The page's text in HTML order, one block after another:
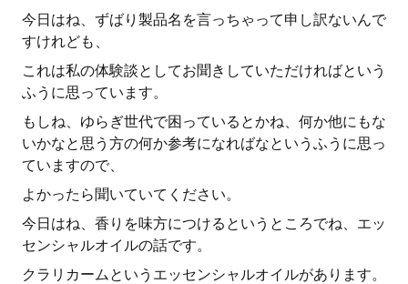
今日はね、ずばり製品名を言っちゃって申し訳ないんで
すけれども、
これは私の体験談としてお聞きしていただければという
ふうに思っています。
もしね、ゆらぎ世代で困っているとかね、何か他にもな
いかなと思う方の何か参考になればなというふうに思っ
ていますので、
よかったら聞いていてください。
今日はね、香りを味方につけるというところでね、エッ
センシャルオイルの話です。
クラリカームというエッセンシャルオイルがあります。